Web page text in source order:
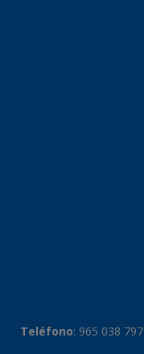
Teléfono: 965 038 797